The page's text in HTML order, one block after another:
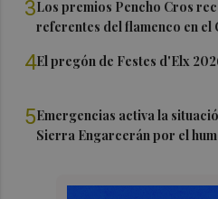
3Los premios Pencho Cros
referentes del flamenco en el
4El pregón de Festes d'Elx
5Emergencias activa la
Sierra Engarcerán por el